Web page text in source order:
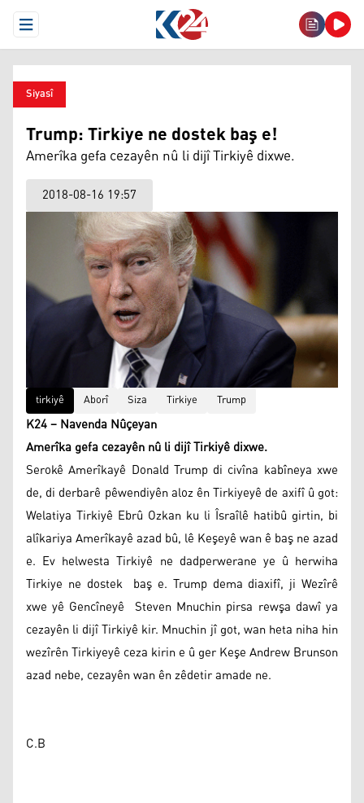
Open Menu
Siyasî
Trump: Tirkiye ne dostek baş e!
Amerîka gefa cezayên nû li dijî Tirkiyê dixwe.
2018-08-16 19:57
tirkiyê Aborî Siza Tirkiye Trump
K24 – Navenda Nûçeyan
Amerîka gefa cezayên nû li dijî Tirkiyê dixwe.
Serokê Amerîkayê Donald Trump di civîna kabîneya xwe
de, di derbarê pêwendiyên aloz ên Tirkiyeyê de axifî û got:
Welatiya Tirkiyê Ebrû Ozkan ku li Îsraîlê hatibû girtin, bi
alîkariya Amerîkayê azad bû, lê Keşeyê wan ê baş ne azad
e. Ev helwesta Tirkiyê ne dadperwerane ye û herwiha
Tirkiye ne dostek baş e. Trump dema diaxifî, ji Wezîrê
xwe yê Gencîneyê Steven Mnuchin pirsa rewşa dawî ya
cezayên li dijî Tirkiyê kir. Mnuchin jî got, wan heta niha hin
wezîrên Tirkiyeyê ceza kirin e û ger Keşe Andrew Brunson
azad nebe, cezayên wan ên zêdetir amade ne.
C.B